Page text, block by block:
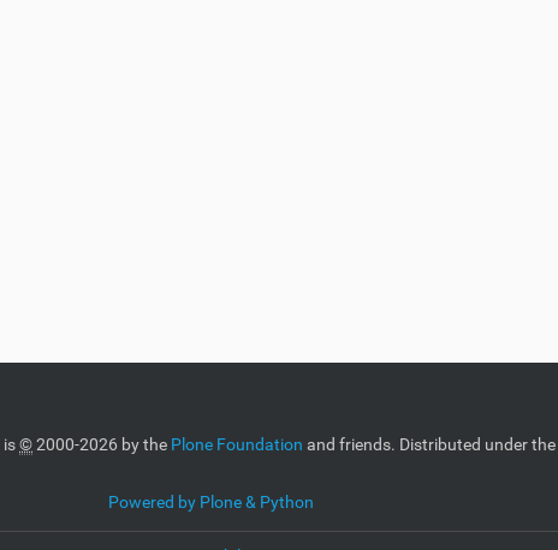
is©2000-2026 by the Plone Foundation and friends. Distributed under the
Powered by Plone & Python